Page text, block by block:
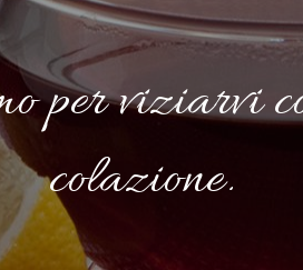
per viziarvi
colazione.